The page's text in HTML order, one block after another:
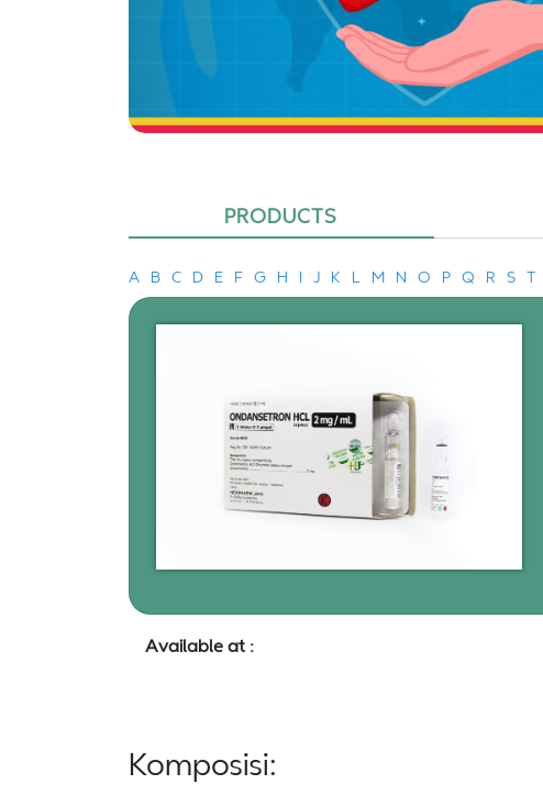
PRODUCTS
A B C D E F G H I J K L M N O P Q R S T
Available at :
Komposisi: